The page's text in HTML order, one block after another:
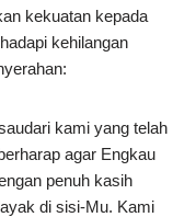
kekuatan kepada
kehilangan
kami yang telah
agar Engkau
penuh kasih
di sisi-Mu. Kami